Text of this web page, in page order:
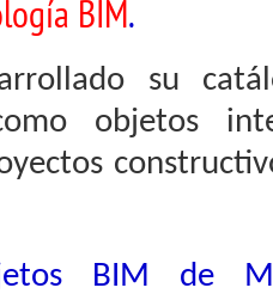
BIM.
su
objetos
BIM de